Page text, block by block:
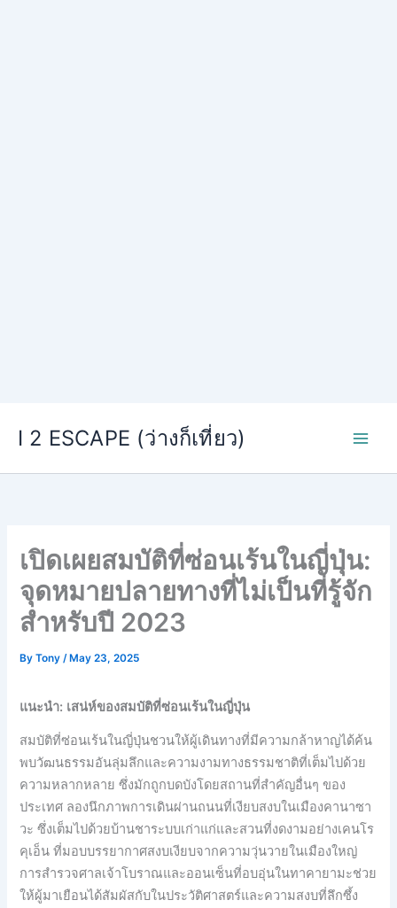
I 2 ESCAPE (ว่างก็เที่ยว)
เปิดเผยสมบัติที่ซ่อนเร้นในญี่ปุ่น:
จุดหมายปลายทางที่ไม่เป็นที่รู้จัก
สำหรับปี 2023
ByTony/ May 23, 2025
แนะนำ: เสน่ห์ของสมบัติที่ซ่อนเร้นในญี่ปุ่น
สมบัติที่ซ่อนเร้นในญี่ปุ่นชวนให้ผู้เดินทางที่มีความกล้าหาญได้ค้น
พบวัฒนธรรมอันลุ่มลึกและความงามทางธรรมชาติที่เต็มไปด้วย
ความหลากหลาย ซึ่งมักถูกบดบังโดยสถานที่สำคัญอื่นๆ ของ
ประเทศ ลองนึกภาพการเดินผ่านถนนที่เงียบสงบในเมืองคานาซา
วะ ซึ่งเต็มไปด้วยบ้านชาระบบเก่าแก่และสวนที่งดงามอย่างเคนโร
คุเอ็น ที่มอบบรรยากาศสงบเงียบจากความวุ่นวายในเมืองใหญ่
การสำรวจศาลเจ้าโบราณและออนเซ็นที่อบอุ่นในทาคายามะช่วย
ให้ผู้มาเยือนได้สัมผัสกับในประวัติศาสตร์และความสงบที่ลึกซึ้ง